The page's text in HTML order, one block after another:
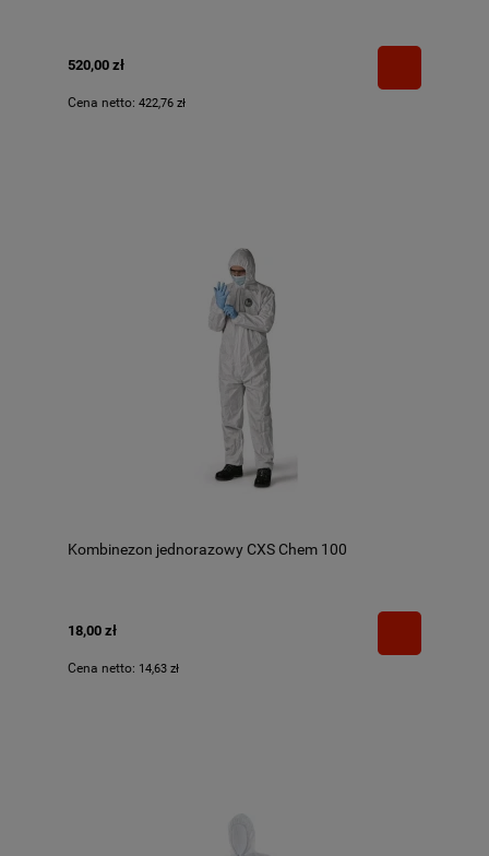
520,00 zł
Cena netto: 422,76 zł
Kombinezon jednorazowy CXS Chem 100
18,00 zł
Cena netto: 14,63 zł